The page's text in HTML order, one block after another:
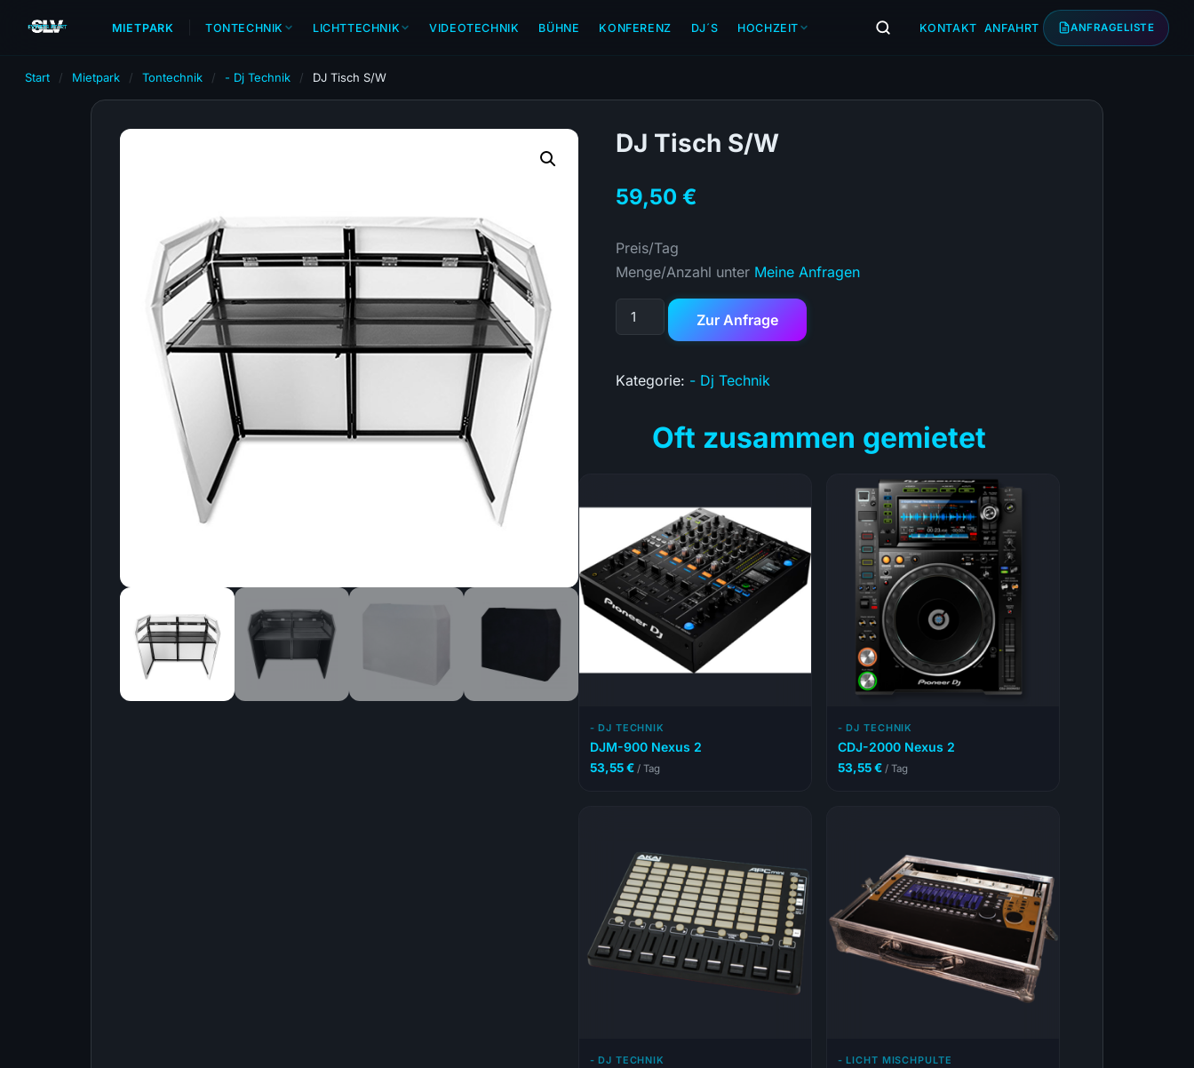
MIETPARK TONTECHNIK LICHTTECHNIK VIDEOTECHNIK BÜHNE KONFERENZ DJ´S HOCHZEIT KONTAKT ANFAHRT ANFRAGELISTE
Start / Mietpark / Tontechnik / - Dj Technik / DJ Tisch S/W
DJ Tisch S/W
59,50€
Preis/Tag
Menge/Anzahl unter Meine Anfragen
Zur Anfrage
Kategorie: - Dj Technik
Oft zusammen gemietet
- DJ TECHNIK
DJM-900 Nexus 2
53,55€ / Tag
- DJ TECHNIK
CDJ-2000 Nexus 2
53,55€ / Tag
- DJ TECHNIK - LICHT MISCHPULTE